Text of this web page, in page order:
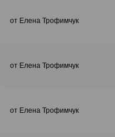
от Елена Трофимчук
от Елена Трофимчук
от Елена Трофимчук